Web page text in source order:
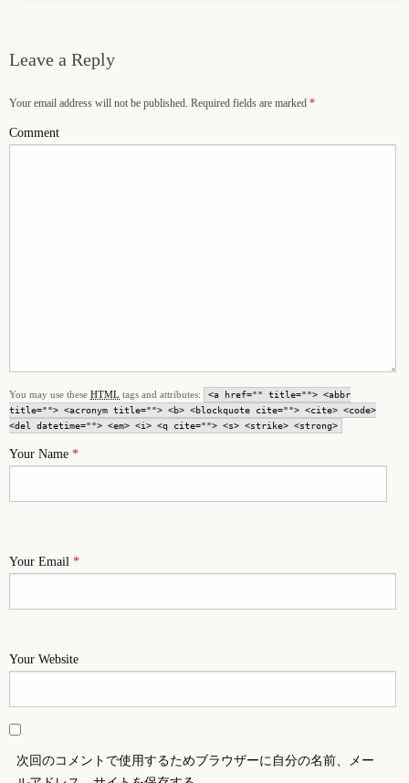
Leave a Reply
Your email address will not be published. Required fields are marked *
Comment
You may use these HTML tags and attributes:
<a href="" title=""> <abbr
title=""> <acronym title=""> <b> <blockquote cite=""> <cite> <code>
<del datetime=""> <em> <i> <q cite=""> <s> <strike> <strong>
Your Name *
Your Email *
Your Website
次回のコメントで使用するためブラウザーに自分の名前、メー